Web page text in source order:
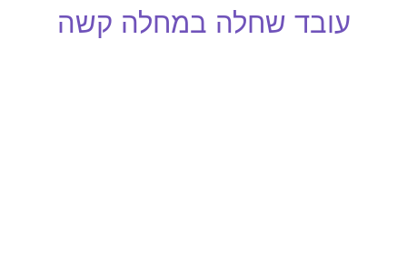
עובד שחלה במחלה קשה​